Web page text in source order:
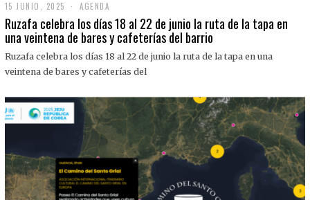
15 JUNIO, 2025
J
U
I
O
0
2
5
AGENDA
Ruzafa celebra los días 18 al 22 de junio la ruta de la tapa en
una veintena de bares y cafeterías del barrio
Ruzafa celebra los días 18 al 22 de junio la ruta de la tapa en una
veintena de bares y cafeterías del